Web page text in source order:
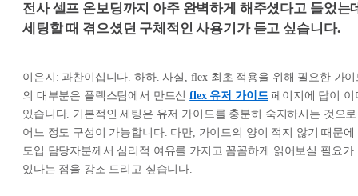
전사 셀프 온보딩까지 아주 완벽하게 해주셨다고 들었는
세팅할 때 겪으셨던 구체적인 사용기가 듣고 싶습니다.
이은지: 과찬이십니다. 하하. 사실, flex 최초 적용을 위해 필요한 가이
의 대부분은 플렉스팀에서 만드신flex 유저 가이드 페이지에 답이 이
있습니다. 기본적인 세팅은 유저 가이드를 충분히 숙지하시는 것으로
어느 정도 구성이 가능합니다. 다만, 가이드의 양이 적지 않기 때문에
도입 담당자분께서 심리적 여유를 가지고 꼼꼼하게 읽어보실 필요가
있다는 점을 강조 드리고 싶습니다.